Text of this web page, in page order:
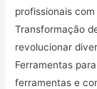
profissionais
Transformação
revolucionar
Ferramentas
ferramentas e